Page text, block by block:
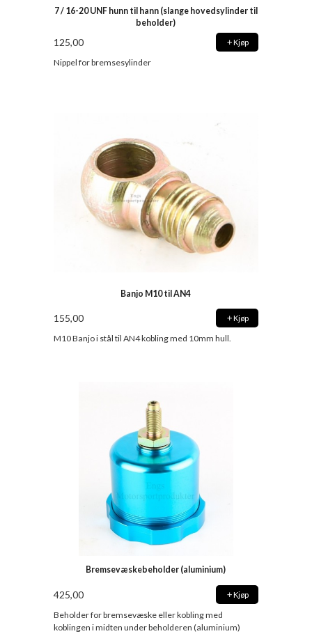
7 / 16-20 UNF hunn til hann (slange hovedsylinder til
beholder)
125,00 Kjøp
Nippel for bremsesylinder
Banjo M10 til AN4
155,00 Kjøp
M10 Banjo i stål til AN4 kobling med 10mm hull.
Bremsevæskebeholder (aluminium)
425,00 Kjøp
Beholder for bremsevæske eller kobling med
koblingen i midten under beholderen (aluminium)